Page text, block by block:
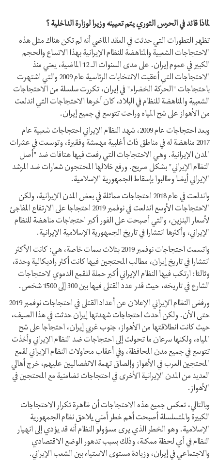
لماذا قائد في الحرس الثوري يتم تعيينه وزيرا لوزارة الداخلية ؟
تظهر التطورات التي حدثت في العقد الماضي أنه لم تكن هناك مثل هذه
الاحتجاجات الشعبية والمناهضة للنظام الإيرانية بهذا الاتساع والحجم
الكبير في عموم إيران. على مدى السنوات الـ 12 الماضية، يعني منذ
الاحتجاجات التي أعقبت الانتخابات الرئاسية عام 2009 والتي اشتهرت
باحتجاجات "الحركة الخضراء" في إيران، تكررت سلسلة من الاحتجاجات
الشعبية والمناهضة للنظام في البلاد، كان آخرها الاحتجاجات التي اندلعت
من الأهواز على شح المياه وراحت تتوسع في جميع إيران.
وبعد احتجاجات عام 2009، شهد النظام الإيراني احتجاجات شعبية عام
2017 مناهضة له في مناطق ذات أغلبية مهمشة وفقيرة، وتوسعت في عشرات
المدن الإيرانية. وهي الاحتجاجات التي رفعت فيها هتافات ضد "أصل
النظام الإيراني" بشكل صريح. ورفع خلالها المحتجون شعارات ضد المرشد
الإيراني أيضا وطالبوا بإسقاط الجمهورية الإسلامية.
واندلعت في عام 2018 احتجاجات مماثلة في بعض المدن الإيرانية، ولكن
الاحتجاجات الأوسع اندلعت في نوفمبر 2019 احتجاجا على الارتفاع المفاجئ
لأسعار البنزين، والتي أصبحت على الفور أكبر احتجاجات مناهضة للنظام
الإيراني، وأكثرها انتشارا في تاريخ الجمهورية الإسلامية الإيرانية.
واتسمت احتجاجات نوفمبر 2019 بثلاث سمات خاصة، هي: كانت الأكثر
انتشارا في تاريخ إيران، مطالب المحتجين فيها كانت أكثر راديكالية وحدة،
وثالثا: ارتكب فيها النظام الإيراني أكبر حملة للقمع الدموي لاحتجاجات
الشارع في تاريخه، حيث قدر عدد القتلى فيها بين 300 إلى 1500 شخص.
ورفض النظام الإيراني الإعلان عن أعداد القتلى في احتجاجات نوفمبر 2019
حتى الآن. ولكن أحدث احتجاجات شهدتها إيران حدثت في هذا الصيف،
حيث كانت انطلاقتها من الأهواز، جنوب غربي إيران، احتجاجا على شح
المياه، ولكنها سرعان ما تحولت إلى احتجاجات ضد النظام الإيراني وأخذت
تتوسع في جميع مدن المحافظة، وفي أعقاب محاولات النظام الإيراني لقمع
المحتجين العرب في الأهواز وإلصاق تهمة الانفصاليين عليهم، خرج أهالي
العديد من المدن الإيرانية الأخرى في احتجاجات تضامنية مع المحتجين في
الأهواز.
وبالتالي، تعكس جميع هذه الاحتجاجات أن ظاهرة تكرار الاحتجاجات
الكبيرة والمتسلسلة أصبحت أهم خطر أمني يلاحق نظام الجمهورية
الإسلامية. وهو الخطر الذي يرى مسؤولو النظام أنه قد يؤدي إلى انهيار
النظام في أي لحظة ممكنة، وذلك بسبب تدهور الوضع الاقتصادي
والاجتماعي في إيران، وزيادة مستوى الاستياء بين الشعب الإيراني.